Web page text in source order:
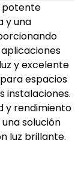
potente
y una
y excelente
espacios
instalaciones.
y rendimiento
solución
luz brillante.